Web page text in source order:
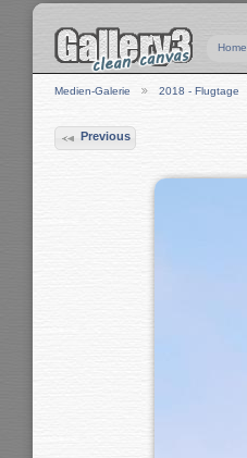
Home
Medien-Galerie 2018 - Flugtage
Previous